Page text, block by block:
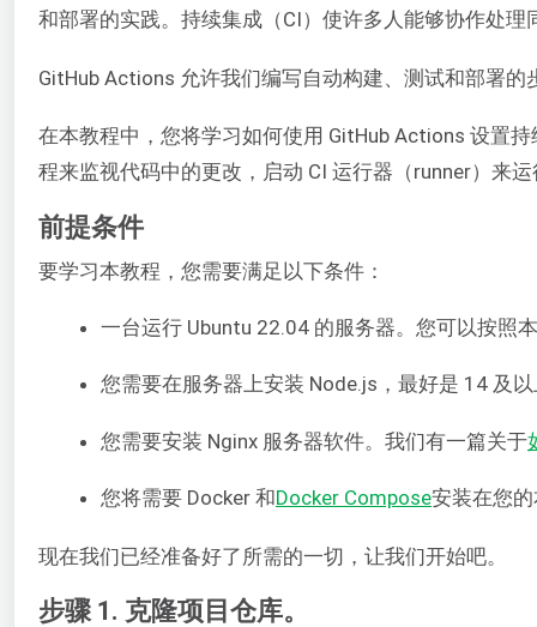
和部署的实践。持续集成（CI）使许多人能够协作处
GitHub Actions 允许我们编写自动构建、测试和部署的
在本教程中，您将学习如何使用 GitHub Actions 设置
程来监视代码中的更改，启动 CI 运行器（runner）来
前提条件
要学习本教程，您需要满足以下条件：
一台运行 Ubuntu 22.04 的服务器。您可以按照
您需要在服务器上安装 Node.js，最好是 14 及
您需要安装 Nginx 服务器软件。我们有一篇关于
您将需要 Docker 和Docker Compose安装在您
现在我们已经准备好了所需的一切，让我们开始吧。
步骤 1. 克隆项目仓库。